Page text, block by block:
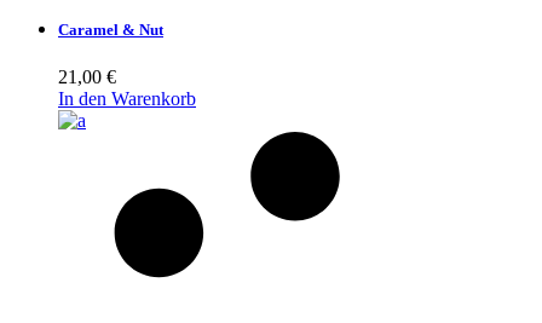
Caramel & Nut
21,00 €
In den Warenkorb